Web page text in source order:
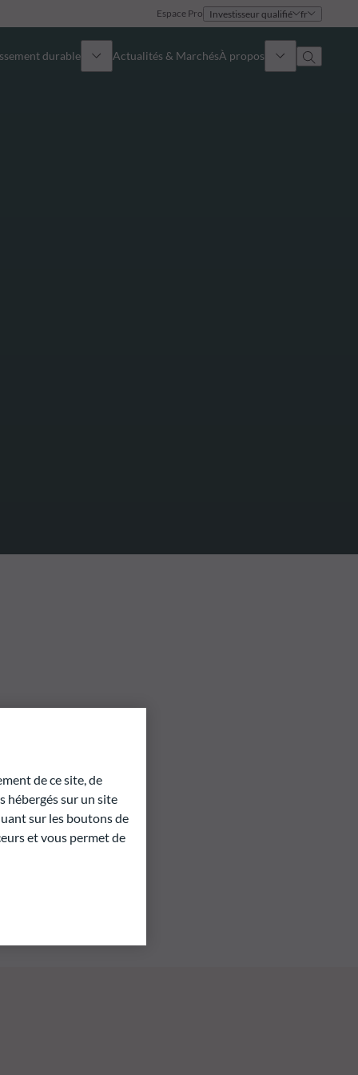
Espace Pro Investisseur qualifié fr
durable Actualités & MarchésÀ propos
de ce site, de
hébergés sur un site
sur les boutons de
et vous permet de